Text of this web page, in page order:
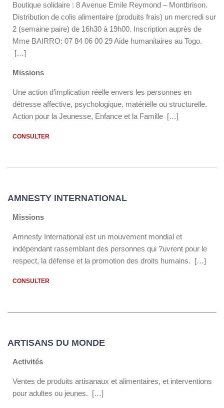
Boutique solidaire : 8 Avenue Emile Reymond – Montbrison.
Distribution de colis alimentaire (produits frais) un mercredi sur
2 (semaine paire) de 16h30 à 19h00. Inscription auprès de
Mme BAIRRO: 07 84 06 00 29 Aide humanitaires au Togo.
[…]
Missions
Une action d’implication réelle envers les personnes en
détresse affective, psychologique, matérielle ou structurelle.
Action pour la Jeunesse, Enfance et la Famille […]
CONSULTER
AMNESTY INTERNATIONAL
Missions
Amnesty International est un mouvement mondial et
indépendant rassemblant des personnes qui ?uvrent pour le
respect, la défense et la promotion des droits humains. […]
CONSULTER
ARTISANS DU MONDE
Activités
Ventes de produits artisanaux et alimentaires, et interventions
pour adultes ou jeunes. […]